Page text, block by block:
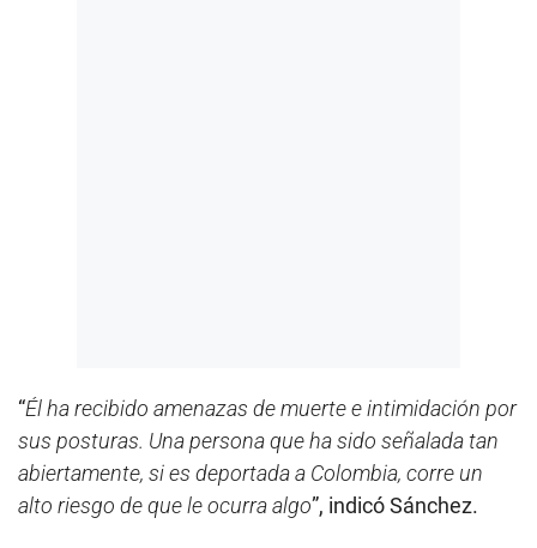
“Él ha recibido amenazas de muerte e intimidación por
sus posturas. Una persona que ha sido señalada tan
abiertamente, si es deportada a Colombia, corre un
alto riesgo de que le ocurra algo”, indicó Sánchez.